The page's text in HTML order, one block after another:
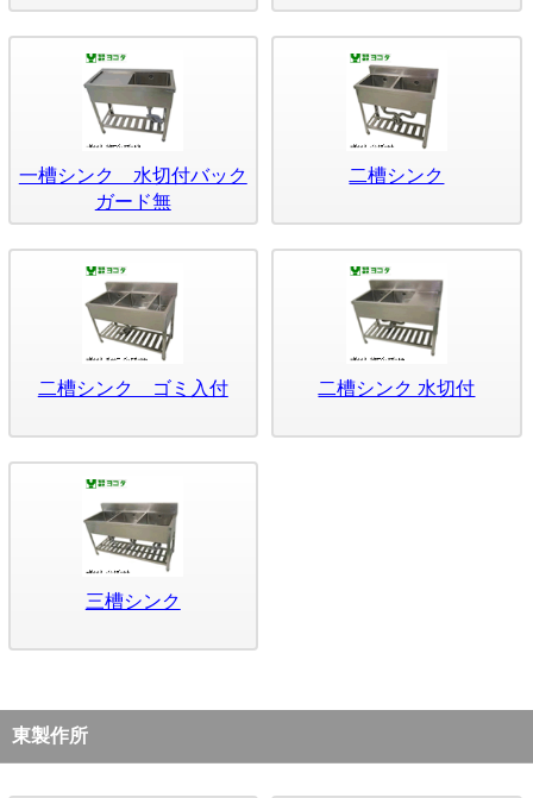
一槽シンク 水切付バック
ガード無
二槽シンク
二槽シンク ゴミ入付 二槽シンク 水切付
三槽シンク
東製作所